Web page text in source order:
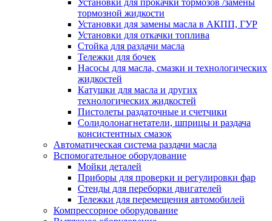
Установки для прокачки тормозов /замены
тормозной жидкости
Установки для замены масла в АКПП, ГУР
Установки для откачки топлива
Стойка для раздачи масла
Тележки для бочек
Насосы для масла, смазки и технологических
жидкостей
Катушки для масла и других
технологических жидкостей
Пистолеты раздаточные и счетчики
Солидолонагнетатели, шприцы и раздача
консистентных смазок
Автоматическая система раздачи масла
Вспомогательное оборудование
Мойки деталей
Приборы для проверки и регулировки фар
Стенды для переборки двигателей
Тележки для перемещения автомобилей
Компрессорное оборудование